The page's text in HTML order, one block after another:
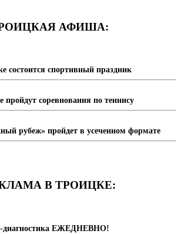
АФИША:
состоится спортивный праздник
пройдут соревнования по теннису
рубеж» пройдет в усеченном формате
В ТРОИЦКЕ:
диагностика ЕЖЕДНЕВНО!